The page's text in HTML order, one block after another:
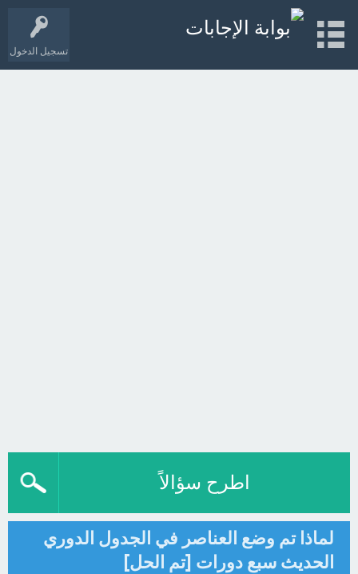
تسجيل الدخول
اطرح سؤالاً
لماذا تم وضع العناصر في الجدول الدوري
الحديث سبع دورات [تم الحل]